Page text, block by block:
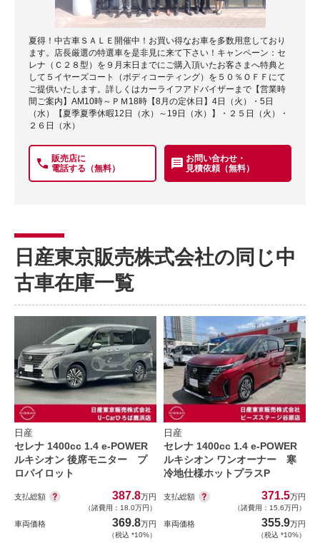
夏得！中古車ＳＡＬＥ開催中！お買い得なお車を多数用意しており
ます。店長厳選の特選車を是非見に来て下さい！キャンペーン：セ
レナ（Ｃ２８型）を９月末日までにご購入頂いたお客さまへ特典と
して５イヤーズコート（ボディコーティング）を５０％ＯＦＦにて
ご提供いたします。詳しくはカーライフアドバイザーまで【営業時
間ご案内】AM10時～ＰＭ18時【8月の定休日】4日（火）・5日
（水）【夏季夏季休暇12日（水）～19日（水）】・２５日（火）・
２６日（水）
販売店に
電話する（無料）
お問い合わせ・
見積依頼（無料）
日産東京販売株式会社の同じ中
古車在庫一覧
日産
セレナ 1400cc 1.4 e-POWER
ルキシオン 後席モニター プ
ロパイロット
支払総額 387.8万円
（諸費用：18.0万円）
車両価格 369.8万円
（税込 *10%）
日産
セレナ 1400cc 1.4 e-POWER
ルキシオン ワンオーナー 寒
冷地仕様ホットプラスP
支払総額 371.5万円
（諸費用：15.6万円）
車両価格 355.9万円
（税込 *10%）